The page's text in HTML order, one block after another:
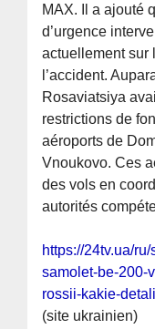
MAX. Il a ajouté
d’urgence
actuellement sur
l’accident.
Rosaviatsiya
restrictions de
aéroports de
Vnoukovo. Ces
des vols en
autorités
https://24tv.ua/
samolet-be-200-
rossii-kakie-
(site ukrainien)